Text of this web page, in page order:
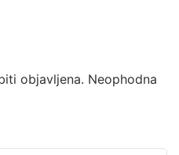
objavljena. Neophodna